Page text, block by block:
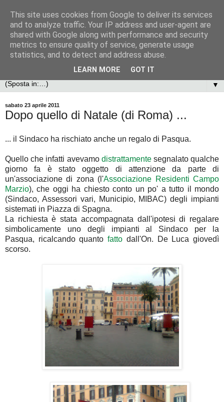
▼
sabato 23 aprile 2011
Dopo quello di Natale (di Roma) ...
... il Sindaco ha rischiato anche un regalo di Pasqua.
Quello che infatti avevamo distrattamentesegnalato qualche
giorno fa è stato oggetto di attenzione da parte di
un'associazione di zona (l'Associazione Residenti Campo
Marzio), che oggi ha chiesto conto un po' a tutto il mondo
(Sindaco, Assessori vari, Municipio, MIBAC) degli impianti
sistemati in Piazza di Spagna.
La richiesta è stata accompagnata dall'ipotesi di regalare
simbolicamente uno degli impianti al Sindaco per la
Pasqua, ricalcando quantofatto dall'On. De Luca giovedì
scorso.
This site uses cookies from Google to deliver its services
and to analyze traffic. Your IP address and user-agent are
shared with Google along with performance and security
metrics to ensure quality of service, generate usage
statistics, and to detect and address abuse.
LEARN MORE GOT IT